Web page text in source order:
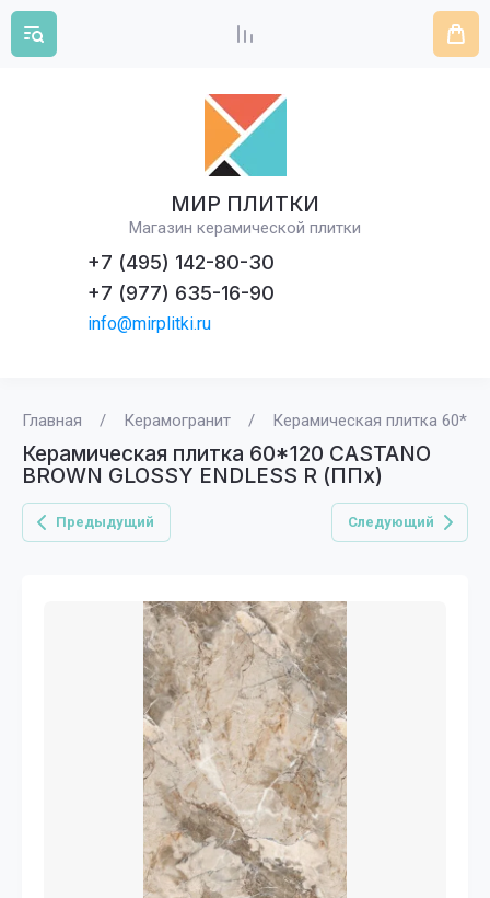
МИР ПЛИТКИ
Магазин керамической плитки
+7 (495) 142-80-30
+7 (977) 635-16-90
info@mirplitki.ru
Главная / Керамогранит / Керамическая плитка
Керамическая плитка 60*120 CASTANO
BROWN GLOSSY ENDLESS R (ППх)
Предыдущий Следующий